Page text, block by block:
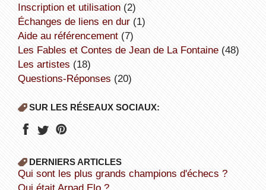
inscription et utilisation(2)
échanges de liens en dur(1)
aide au référencement(7)
Les Fables et Contes de Jean de La Fontaine(48)
Les artistes (18)
Questions-Réponses (20)
SUR LES RÉSEAUX SOCIAUX:
DERNIERS ARTICLES
Qui sont les plus grands champions d'échecs ?
Qui était Arpad Elo ?